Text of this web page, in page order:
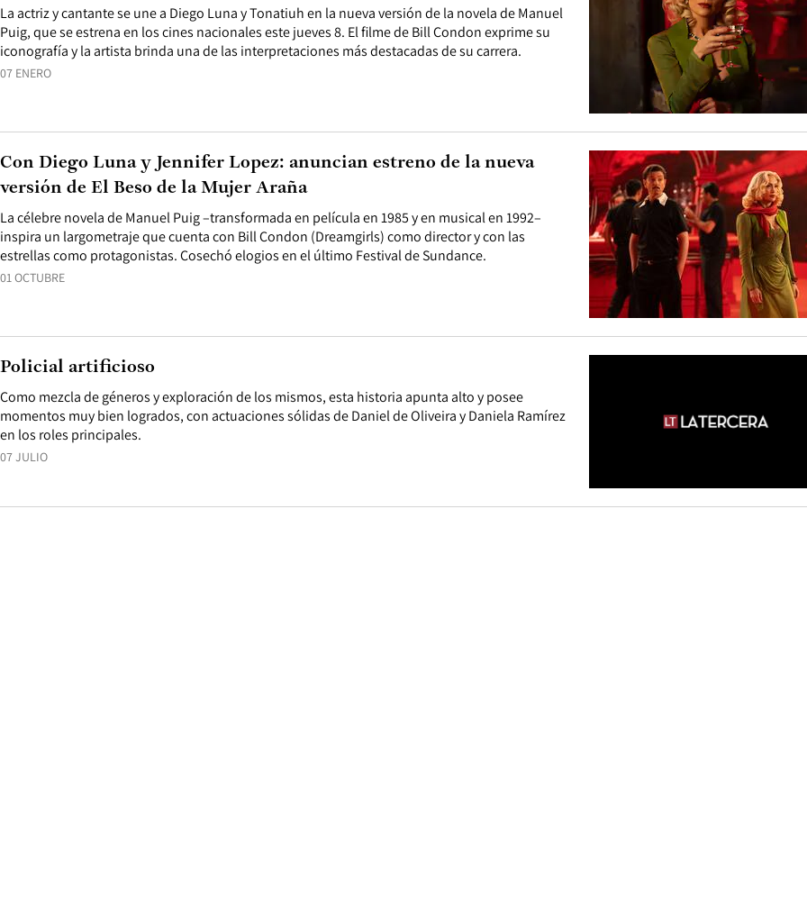
07 ENERO
La actriz y cantante se une a Diego Luna y Tonatiuh en la nueva versión de la novela de Manuel
Puig, que se estrena en los cines nacionales este jueves 8. El filme de Bill Condon exprime su
iconografía y la artista brinda una de las interpretaciones más destacadas de su carrera.
01 OCTUBRE
La célebre novela de Manuel Puig –transformada en película en 1985 y en musical en 1992–
inspira un largometraje que cuenta con Bill Condon (Dreamgirls) como director y con las
estrellas como protagonistas. Cosechó elogios en el último Festival de Sundance.
Con Diego Luna y Jennifer Lopez: anuncian estreno de la nueva
versión de El Beso de la Mujer Araña
07 JULIO
Como mezcla de géneros y exploración de los mismos, esta historia apunta alto y posee
momentos muy bien logrados, con actuaciones sólidas de Daniel de Oliveira y Daniela Ramírez
en los roles principales.
Policial artificioso